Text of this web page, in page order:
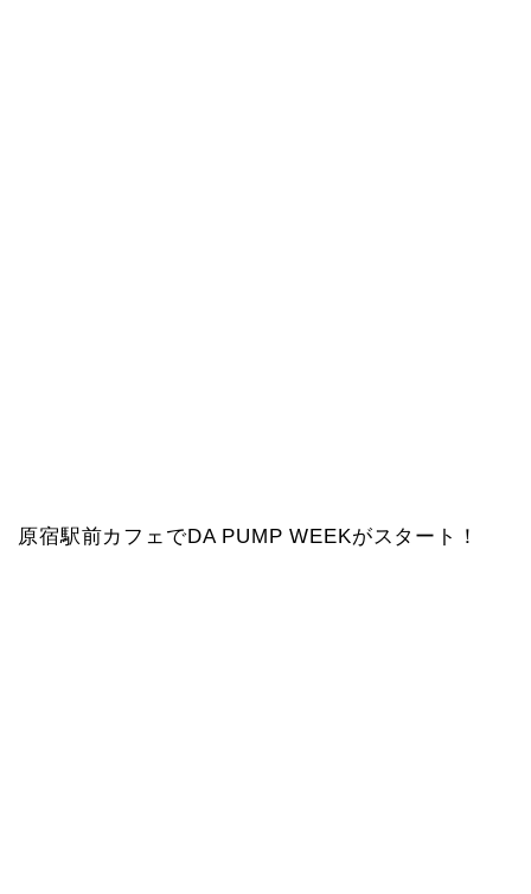
原宿駅前カフェでDA PUMP WEEKがスタート！